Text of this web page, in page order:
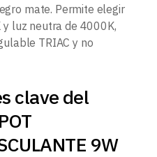
mate. Permite elegir
luz neutra de 4000K,
TRIAC y no
clave del
9W